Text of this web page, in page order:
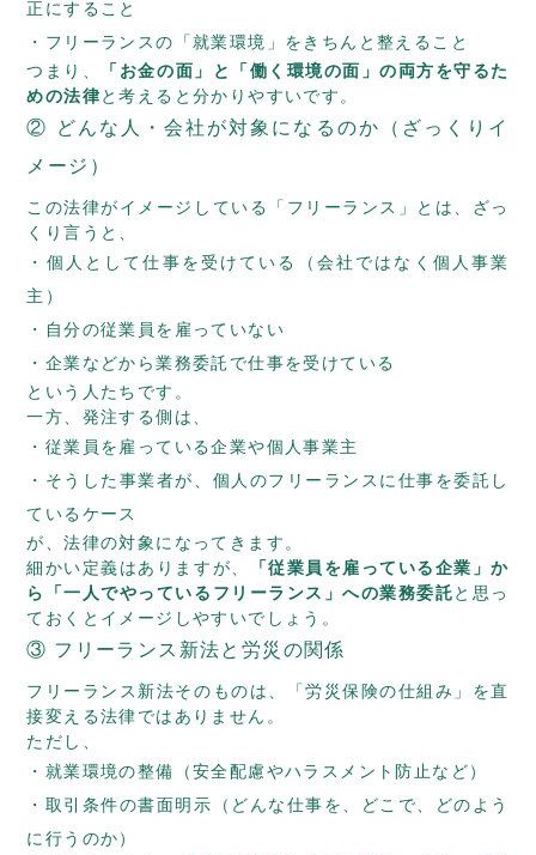
正にすること
フリーランスの「就業環境」をきちんと整えること
つまり、
「お金の面」と「働く環境の面」の両方を守るた
めの法律と考えると分かりやすいです。
② どんな人・会社が対象になるのか（ざっくりイ
メージ）
この法律がイメージしている「フリーランス」とは、ざっ
くり言うと、
個人として仕事を受けている（会社ではなく個人事業
主）
自分の従業員を雇っていない
企業などから業務委託で仕事を受けている
という人たちです。
一方、発注する側は、
従業員を雇っている企業や個人事業主
そうした事業者が、個人のフリーランスに仕事を委託し
ているケース
が、法律の対象になってきます。
細かい定義はありますが、
「従業員を雇っている企業」か
ら「一人でやっているフリーランス」への業務委託と思っ
ておくとイメージしやすいでしょう。
③ フリーランス新法と労災の関係
フリーランス新法そのものは、「労災保険の仕組み」を直
接変える法律ではありません。
ただし、
就業環境の整備（安全配慮やハラスメント防止など）
取引条件の書面明示（どんな仕事を、どこで、どのよう
に行うのか）